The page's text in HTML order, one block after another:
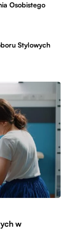
Osobistego
Stylowych
w